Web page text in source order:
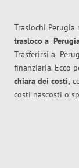
Traslochi
trasloco a
Trasferirsi a
finanziaria. Ecco
chiara dei costi,
costi nascosti o